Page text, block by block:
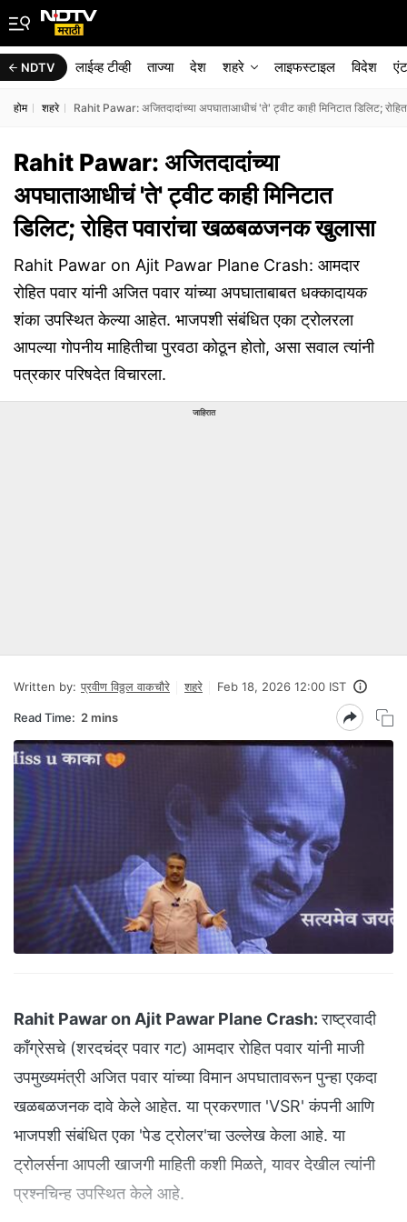
NDTV लाईव्ह टीव्ही ताज्या देश शहरे लाइफस्टाइल विदेश
होम शहरे Rahit Pawar: अजितदादांच्या अपघाताआधीचं 'ते' ट्वीट काही मिनिटात डिलिट;
Rahit Pawar: अजितदादांच्या
अपघाताआधीचं 'ते' ट्वीट काही मिनिटात
डिलिट; रोहित पवारांचा खळबळजनक खुलासा
Rahit Pawar on Ajit Pawar Plane Crash: आमदार
रोहित पवार यांनी अजित पवार यांच्या अपघाताबाबत धक्कादायक
शंका उपस्थित केल्या आहेत. भाजपशी संबंधित एका ट्रोलरला
आपल्या गोपनीय माहितीचा पुरवठा कोठून होतो, असा सवाल त्यांनी
पत्रकार परिषदेत विचारला.
जाहिरात
Written by: प्रवीण विठ्ठल वाकचौरे शहरे Feb 18, 2026 12:00 IST
Read Time: 2 mins
Rahit Pawar on Ajit Pawar Plane Crash:राष्ट्रवादी
काँग्रेसचे (शरदचंद्र पवार गट) आमदार रोहित पवार यांनी माजी
उपमुख्यमंत्री अजित पवार यांच्या विमान अपघातावरून पुन्हा एकदा
खळबळजनक दावे केले आहेत. या प्रकरणात 'VSR' कंपनी आणि
भाजपशी संबंधित एका 'पेड ट्रोलर'चा उल्लेख केला आहे. या
ट्रोलर्सना आपली खाजगी माहिती कशी मिळते, यावर देखील त्यांनी
प्रश्नचिन्ह उपस्थित केले आहे.